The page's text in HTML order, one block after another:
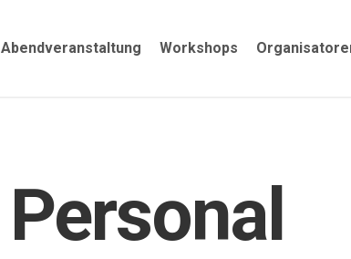
Abendveranstaltung Workshops
Personal